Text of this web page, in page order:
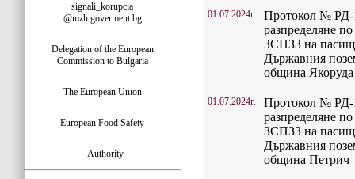
signali_korupcia
@mzh.goverment.bg
Delegation of the European
Commission to Bulgaria
The European Union
European Food Safety
Authority
01.07.2024г.
Протокол № РД-
разпределяне
ЗСПЗЗ на
Държавния
община Якоруда
01.07.2024г.
Протокол № РД-
разпределяне
ЗСПЗЗ на
Държавния
община Петрич